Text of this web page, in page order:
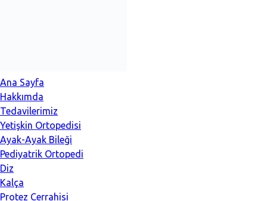
Ana Sayfa
Hakkımda
Tedavilerimiz
Yetişkin Ortopedisi
Ayak-Ayak Bileği
Pediyatrik Ortopedi
Diz
Kalça
Protez Cerrahisi